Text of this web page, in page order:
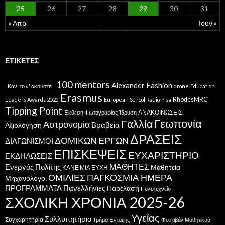
« Απρ Ιουν »
25
26 27 28 29 30 31
ΕΤΙΚΈΤΕΣ
"Κάν' το ν' ακουστεί" 100 mentors Alexander Fashion drone Education
Leaders Awards 2025 Erasmus European School Radio Pisa RhodesMRC
Tipping Point Έκθεση Φωτογραφίας Ίδρυση ΑΝΑΚΟΙΝΩΣΕΙΣ
Αξιολόγηση Αστρονομία Βραβεία ΓαλλίαΓεωπονία
ΔΙΑΓΩΝΙΣΜΟΙ ΔΟΜΙΚΩΝ ΕΡΓΩΝΔΡΑΣΕΙΣ
ΕΚΔΗΛΩΣΕΙΣ ΕΠΙΣΚΕΨΕΙΣ ΕΥΧΑΡΙΣΤΗΡΙΟ
Ενεργός Πολίτης ΚΑΝΕ ΜΙΑ ΕΥΧΗ ΜΑΘΗΤΕΣ Μαθητεία
ΜηχανολόγοιΟΜΙΛΙΕΣΠΑΓΚΟΣΜΙΑ ΗΜΕΡΑ
ΠΡΟΓΡΑΜΜΑΤΑ Πανελλήνιες Παρέλαση Πολυτεχνείο
ΣΧΟΛΙΚΗ ΧΡΟΝΙΑ 2025-26
Συγχαρητήρια Συλλυπητήριο Τμήμα Ένταξης Υγείας Φεστιβάλ Μαθητικού